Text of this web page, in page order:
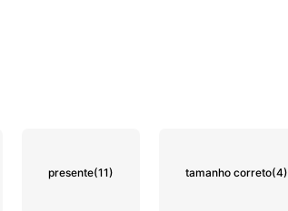
presente(11) tamanho correto(4)